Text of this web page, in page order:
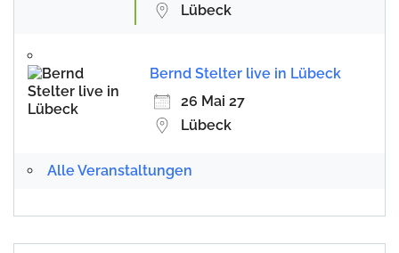
Lübeck
Bernd Stelter live in Lübeck
26 Mai 27
Lübeck
Alle Veranstaltungen